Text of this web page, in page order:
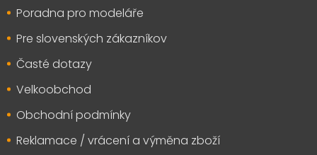
Poradna pro modeláře
Pre slovenských zákazníkov
Časté dotazy
Velkoobchod
Obchodní podmínky
Reklamace / vrácení a výměna zboží